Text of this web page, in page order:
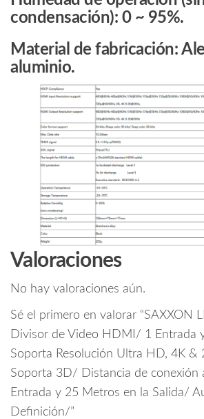
condensación): 0 ~ 95%.
Material de fabricación:
aluminio.
Valoraciones
No hay valoraciones aún.
Sé el primero en valorar “SAXXON
Divisor de Video HDMI/ 1 Entrada
Soporta Resolución Ultra HD, 4K &
Soporta 3D/ Distancia de conexión
Entrada y 25 Metros en la Salida/
Definición/”